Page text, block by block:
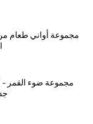
مجموعة ضوء القمر -
جديد